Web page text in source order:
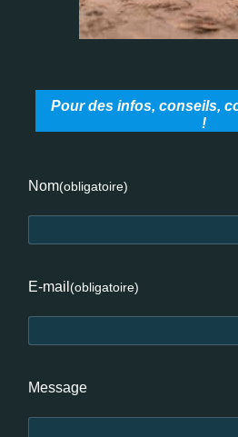
Pour des infos, conseils,
!
Nom(obligatoire)
E-mail (obligatoire)
Message